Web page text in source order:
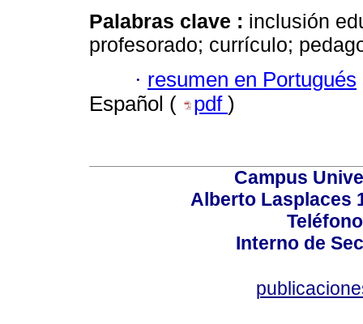
Palabras clave : inclusión
profesorado; currículo;
· resumen en Portugués
Español (
pdf )
Campus
Alberto Lasplaces
Interno de